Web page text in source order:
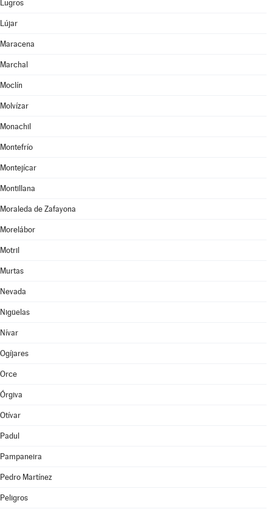
Lugros
Lújar
Maracena
Marchal
Moclín
Molvízar
Monachil
Montefrío
Montejícar
Montillana
Moraleda de Zafayona
Morelábor
Motril
Murtas
Nevada
Nigüelas
Nívar
Ogíjares
Orce
Órgiva
Otívar
Padul
Pampaneira
Pedro Martínez
Peligros